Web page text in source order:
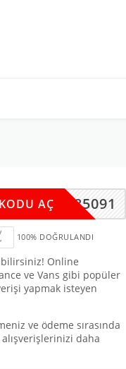
02985091
KODU AÇ
100% DOĞRULANDI
Online
ve Vans gibi popüler
yapmak isteyen
ve ödeme sırasında
daha